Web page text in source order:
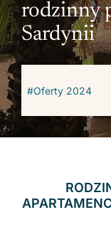
rodzinny
Sardynii
#Oferty 2024